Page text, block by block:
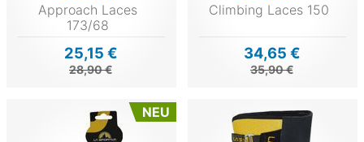
Approach Laces
173/68
25,15 €
28,90 €
Climbing Laces 150
34,65 €
35,90 €
NEU